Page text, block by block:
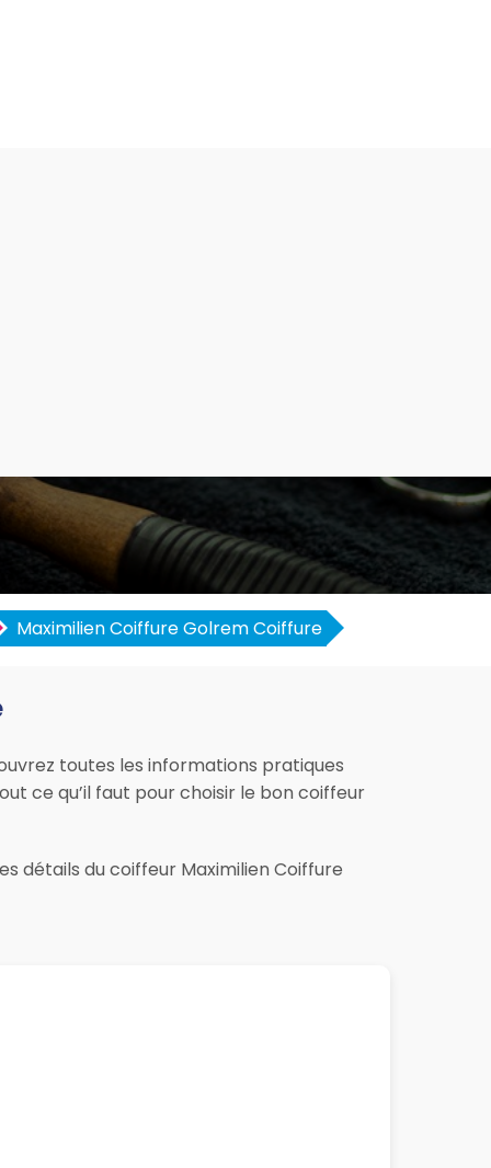
Maximilien Coiffure Golrem Coiffure
toutes les informations pratiques
ce qu’il faut pour choisir le bon coiffeur
détails du coiffeur Maximilien Coiffure